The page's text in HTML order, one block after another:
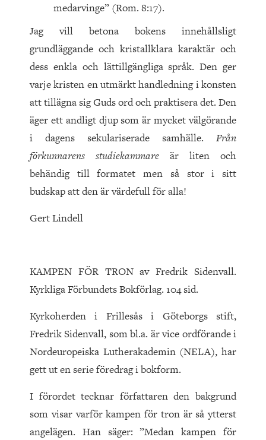
medarvinge” (Rom. 8:17).
Jag vill betona bokens innehållsligt
grundläggande och kristallklara karaktär och
dess enkla och lättillgängliga språk. Den ger
varje kristen en utmärkt handledning i konsten
att tillägna sig Guds ord och praktisera det. Den
äger ett andligt djup som är mycket välgörande
i dagens sekulariserade samhälle. Från
förkunnarens studiekammare är liten och
behändig till formatet men så stor i sitt
budskap att den är värdefull för alla!
Gert Lindell
KAMPEN FÖR TRON av Fredrik Sidenvall.
Kyrkliga Förbundets Bokförlag. 104 sid.
Kyrkoherden i Frillesås i Göteborgs stift,
Fredrik Sidenvall, som bl.a. är vice ordförande i
Nordeuropeiska Lutherakademin (NELA), har
gett ut en serie föredrag i bokform.
I förordet tecknar författaren den bakgrund
som visar varför kampen för tron är så ytterst
angelägen. Han säger: ”Medan kampen för